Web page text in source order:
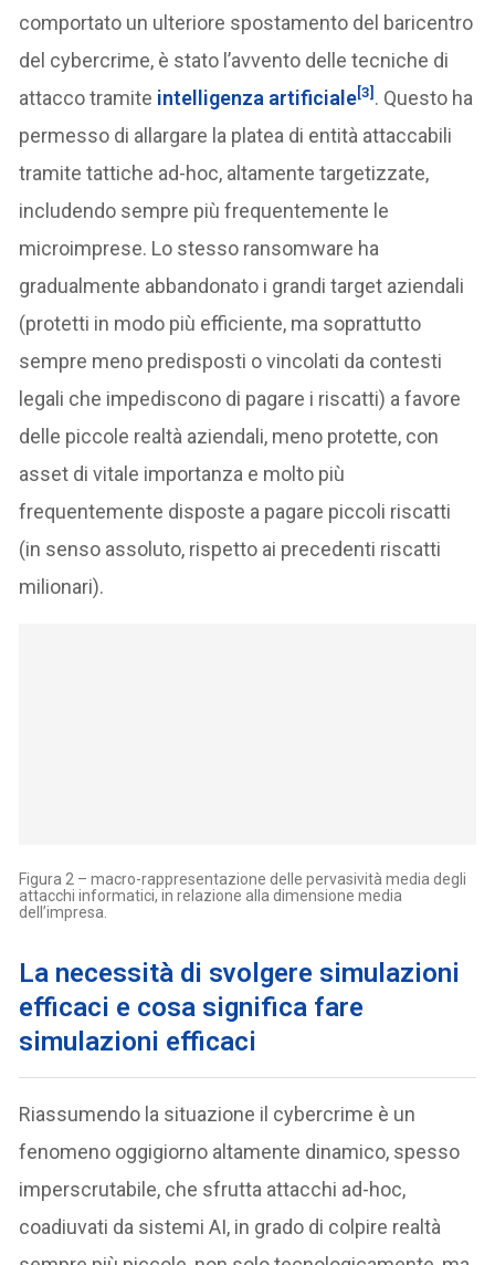
comportato un ulteriore spostamento del baricentro
del cybercrime, è stato l’avvento delle tecniche di
attacco tramite intelligenza artificiale[3] . Questo ha
permesso di allargare la platea di entità attaccabili
tramite tattiche ad-hoc, altamente targetizzate,
includendo sempre più frequentemente le
microimprese. Lo stesso ransomware ha
gradualmente abbandonato i grandi target aziendali
(protetti in modo più efficiente, ma soprattutto
sempre meno predisposti o vincolati da contesti
legali che impediscono di pagare i riscatti) a favore
delle piccole realtà aziendali, meno protette, con
asset di vitale importanza e molto più
frequentemente disposte a pagare piccoli riscatti
(in senso assoluto, rispetto ai precedenti riscatti
milionari).
Figura 2 – macro-rappresentazione delle pervasività media degli
attacchi informatici, in relazione alla dimensione media
dell’impresa.
La necessità di svolgere simulazioni
efficaci e cosa significa fare
simulazioni efficaci
Riassumendo la situazione il cybercrime è un
fenomeno oggigiorno altamente dinamico, spesso
imperscrutabile, che sfrutta attacchi ad-hoc,
coadiuvati da sistemi AI, in grado di colpire realtà